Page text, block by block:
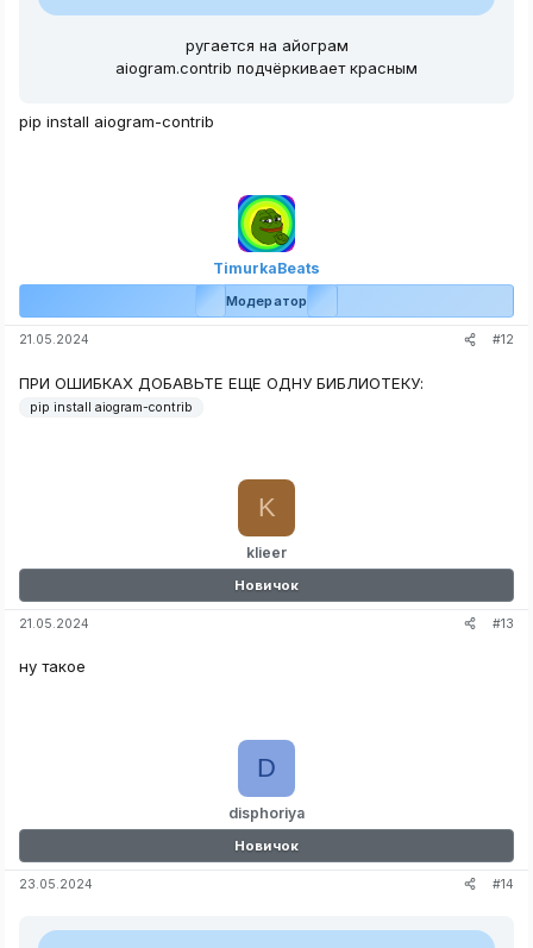
ругается на айограм
aiogram.contrib подчёркивает красным
pip install aiogram-contrib
TimurkaBeats
Модератор
21.05.2024 #12
ПРИ ОШИБКАХ ДОБАВЬТЕ ЕЩЕ ОДНУ БИБЛИОТЕКУ:
pip install aiogram-contrib
klieer
K
Новичок
21.05.2024 #13
ну такое
disphoriya
D
Новичок
23.05.2024 #14